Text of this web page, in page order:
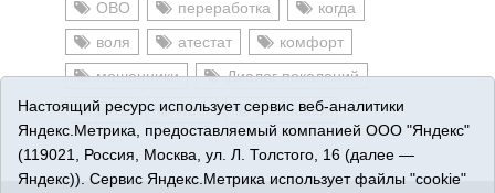
ОВО
переработка
когда
воля
атестат
комфорт
мошенники
Диалог поколений
дека
АЭС участники
Настоящий ресурс использует сервис веб-аналитики
Яндекс.Метрика, предоставляемый компанией ООО "Яндекс"
(119021, Россия, Москва, ул. Л. Толстого, 16 (далее —
Яндекс)). Сервис Яндекс.Метрика использует файлы "cookie"